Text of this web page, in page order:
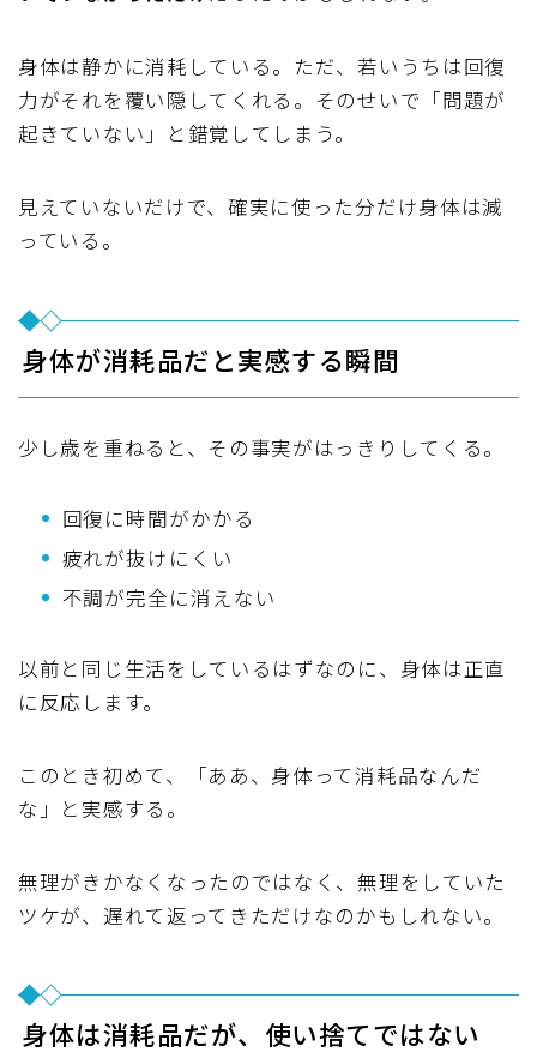
身体は静かに消耗している。ただ、若いうちは回復
力がそれを覆い隠してくれる。そのせいで「問題が
起きていない」と錯覚してしまう。
見えていないだけで、確実に使った分だけ身体は減
っている。
身体が消耗品だと実感する瞬間
少し歳を重ねると、その事実がはっきりしてくる。
回復に時間がかかる
疲れが抜けにくい
不調が完全に消えない
以前と同じ生活をしているはずなのに、身体は正直
に反応します。
このとき初めて、「ああ、身体って消耗品なんだ
な」と実感する。
無理がきかなくなったのではなく、無理をしていた
ツケが、遅れて返ってきただけなのかもしれない。
身体は消耗品だが、使い捨てではない